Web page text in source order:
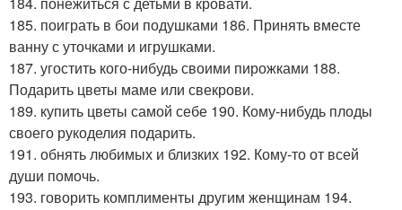
185. поиграть в бои подушками 186. Принять вместе
ванну с уточками и игрушками.
187. угостить кого-нибудь своими пирожками 188.
Подарить цветы маме или свекрови.
189. купить цветы самой себе 190. Кому-нибудь плоды
своего рукоделия подарить.
191. обнять любимых и близких 192. Кому-то от всей
души помочь.
193. говорить комплименты другим женщинам 194.